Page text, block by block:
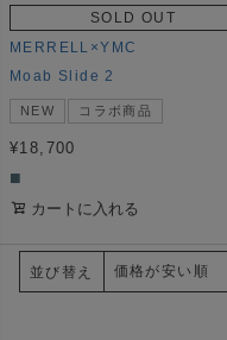
SOLD OUT
MERRELL×YMC
Moab Slide 2
NEW コラボ商品
¥18,700
■
カートに入れる
並び替え 価格が安い順